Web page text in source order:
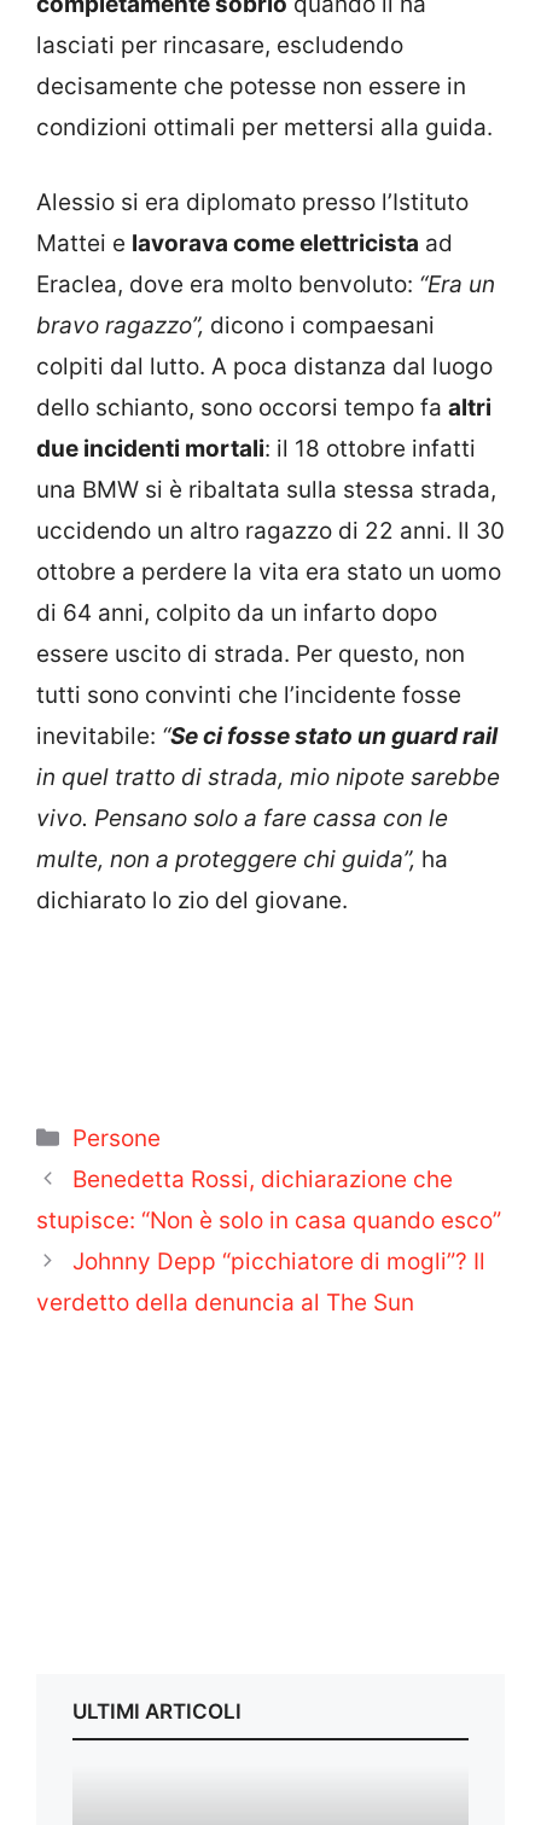
lasciati per rincasare, escludendo
decisamente che potesse non essere in
condizioni ottimali per mettersi alla guida.
Alessio si era diplomato presso l’Istituto
Mattei e lavorava come elettricista ad
Eraclea, dove era molto benvoluto: “Era un
bravo ragazzo”, dicono i compaesani
colpiti dal lutto. A poca distanza dal luogo
dello schianto, sono occorsi tempo fa altri
due incidenti mortali: il 18 ottobre infatti
una BMW si è ribaltata sulla stessa strada,
uccidendo un altro ragazzo di 22 anni. Il 30
ottobre a perdere la vita era stato un uomo
di 64 anni, colpito da un infarto dopo
essere uscito di strada. Per questo, non
tutti sono convinti che l’incidente fosse
inevitabile: “Se ci fosse stato un guard rail
in quel tratto di strada, mio nipote sarebbe
vivo. Pensano solo a fare cassa con le
multe, non a proteggere chi guida”, ha
dichiarato lo zio del giovane.
Categorie
Persone
Benedetta Rossi, dichiarazione che
stupisce: “Non è solo in casa quando esco”
Johnny Depp “picchiatore di mogli”? Il
verdetto della denuncia al The Sun
ULTIMI ARTICOLI